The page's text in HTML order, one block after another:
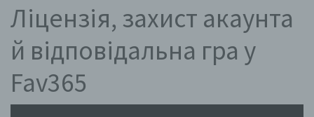
Ліцензія, захист акаунта
й відповідальна гра у
Fav365